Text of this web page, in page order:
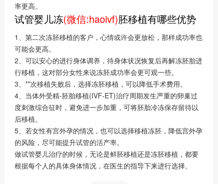
率更高。
试管婴儿冻(微信:haoivf)胚移植有哪些优势
1、第二次冻胚移植的客户，心情或许会更放松，那样成功率也
可能会更高。
2、可以安心的进行身体调养，待身体状况恢复后再解冻胚胎进
行移植，这对部分女性来说冻胚成功率会更可观一些。
3、**次移植失败后，选择冻胚移植，可以降低手术费用。
4、当体外受精-胚胎移植(IVF-ET)治疗周期发生严重的卵巢过
度刺激综合征时，避免进一步加重，可将胚胎冷冻保存留待以
后移植。
5、若女性有宫外孕的情况，也可以选择移植冻胚，降低宫外孕
的风险，尽可能提升试管的活产率。
做试管婴儿治疗的时候，无论是鲜胚移植还是冻胚移植，都要
根据每个人的具体身体情况，在医生的指导下来进行选择。